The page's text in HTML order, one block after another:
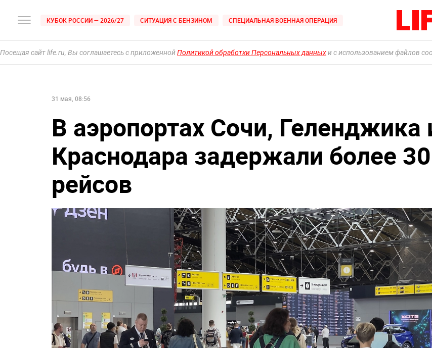
КУБОК РОССИИ — 2026/27 СИТУАЦИЯ С БЕНЗИНОМ СПЕЦИАЛЬНАЯ ВОЕННАЯ ОПЕРАЦИЯ
Посещая сайт life.ru, Вы соглашаетесь с приложеннойПолитикой обработки Персональных данныхи с использованием файлов
31 мая, 08:56
В аэропортах Сочи, Геленджика
Краснодара задержали более 30
рейсов